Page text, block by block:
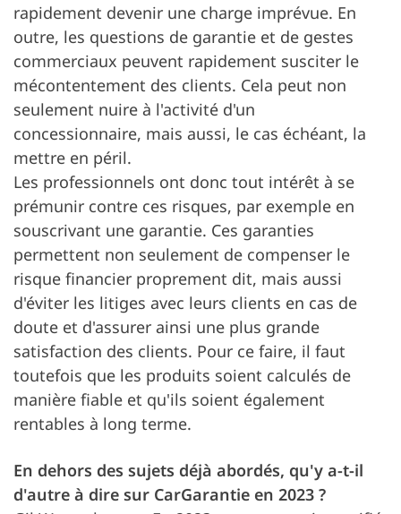
rapidement devenir une charge imprévue. En
outre, les questions de garantie et de gestes
commerciaux peuvent rapidement susciter le
mécontentement des clients. Cela peut non
seulement nuire à l'activité d'un
concessionnaire, mais aussi, le cas échéant, la
mettre en péril.
Les professionnels ont donc tout intérêt à se
prémunir contre ces risques, par exemple en
souscrivant une garantie. Ces garanties
permettent non seulement de compenser le
risque financier proprement dit, mais aussi
d'éviter les litiges avec leurs clients en cas de
doute et d'assurer ainsi une plus grande
satisfaction des clients. Pour ce faire, il faut
toutefois que les produits soient calculés de
manière fiable et qu'ils soient également
rentables à long terme.
En dehors des sujets déjà abordés, qu'y a-t-il
d'autre à dire sur CarGarantie en 2023 ?